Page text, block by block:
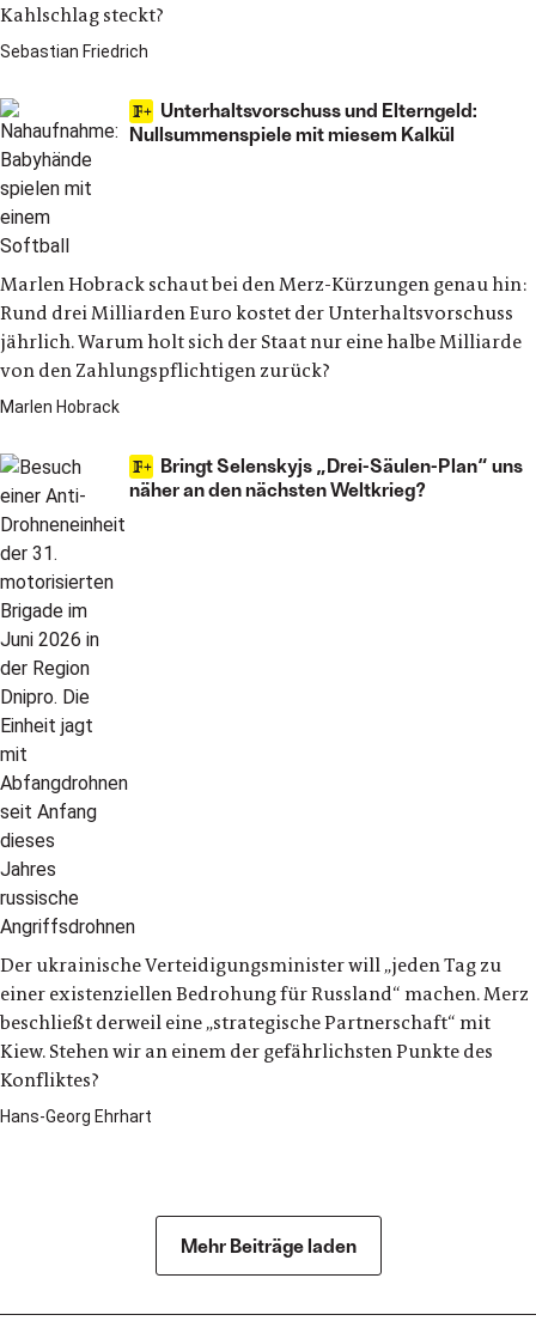
Kahlschlag steckt?
Sebastian Friedrich
Unterhaltsvorschuss und Elterngeld:
Nullsummenspiele mit miesem Kalkül
Marlen Hobrack schaut bei den Merz-Kürzungen genau hin:
Rund drei Milliarden Euro kostet der Unterhaltsvorschuss
jährlich. Warum holt sich der Staat nur eine halbe Milliarde
von den Zahlungspflichtigen zurück?
Marlen Hobrack
Bringt Selenskyjs „Drei-Säulen-Plan“ uns
näher an den nächsten Weltkrieg?
Der ukrainische Verteidigungsminister will „jeden Tag zu
einer existenziellen Bedrohung für Russland“ machen. Merz
beschließt derweil eine „strategische Partnerschaft“ mit
Kiew. Stehen wir an einem der gefährlichsten Punkte des
Konfliktes?
Hans-Georg Ehrhart
Mehr Beiträge laden